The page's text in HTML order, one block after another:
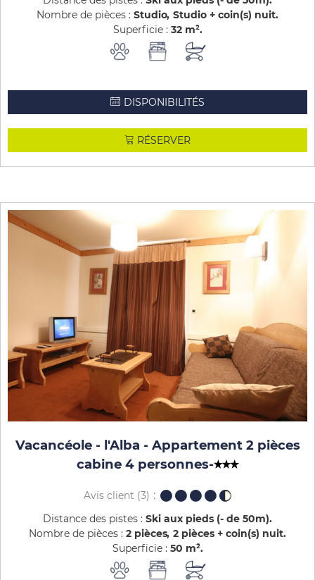
Nombre de pièces : Studio Studio + coin(s) nuit
Superficie : 32 m²
DISPONIBILITÉS
RÉSERVER
Vacancéole - l'Alba - Appartement 2 pièces
cabine 4 personnes-
Avis client (3)
Distance des pistes : Ski aux pieds (- de 50m)
Nombre de pièces : 2 pièces 2 pièces + coin(s) nuit
Superficie : 50 m²